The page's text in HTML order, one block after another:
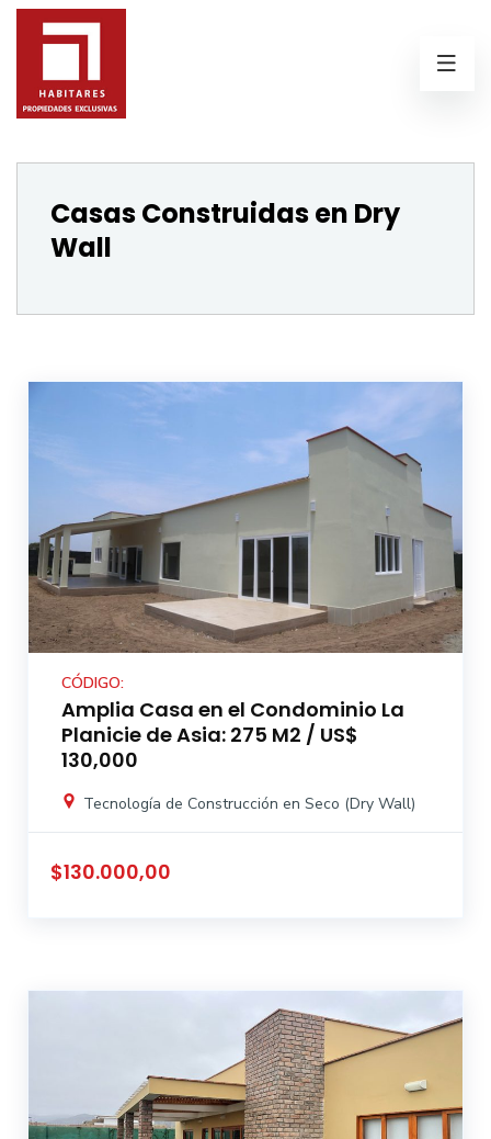
Casas Construidas en Dry
Wall
CÓDIGO:
Amplia Casa en el Condominio La
Planicie de Asia: 275 M2 / US$
130,000
Tecnología de Construcción en Seco (Dry Wall)
$130.000,00